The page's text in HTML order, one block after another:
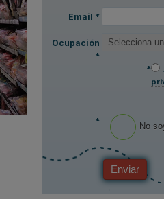
Email *
Ocupación
*
*
* No
Enviar